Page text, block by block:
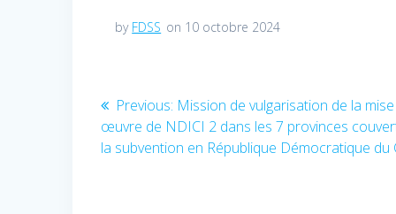
by FDSS on 10 octobre 2024
Navigation
de
Previous: Previous
post:
Mission de vulgarisation de la
œuvre de NDICI 2 dans les 7 provinces
la subvention en République Démocratique du